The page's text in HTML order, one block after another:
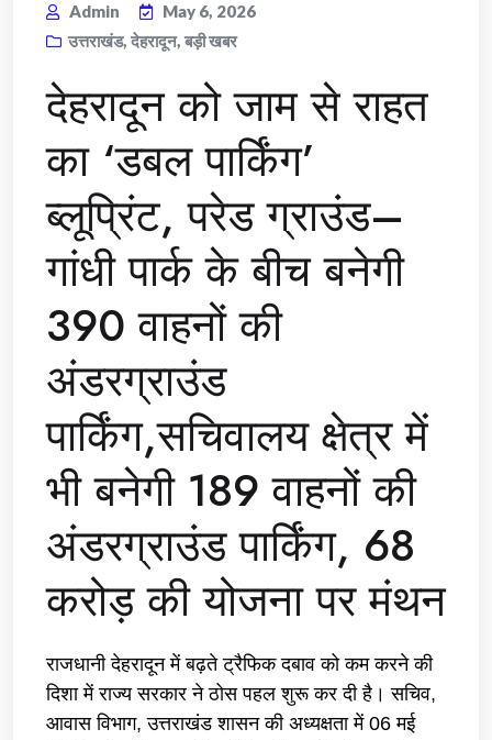
Admin
May 6, 2026
उत्तराखंड, देहरादून, बड़ी खबर
देहरादून को जाम से राहत
का ‘डबल पार्किंग’
ब्लूप्रिंट, परेड ग्राउंड–
गांधी पार्क के बीच बनेगी
390 वाहनों की
अंडरग्राउंड
पार्किंग,सचिवालय क्षेत्र में
भी बनेगी 189 वाहनों की
अंडरग्राउंड पार्किंग, 68
करोड़ की योजना पर मंथन
राजधानी देहरादून में बढ़ते ट्रैफिक दबाव को कम करने की
दिशा में राज्य सरकार ने ठोस पहल शुरू कर दी है। सचिव,
आवास विभाग, उत्तराखंड शासन की अध्यक्षता में 06 मई